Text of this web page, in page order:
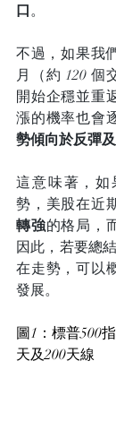
口 。
不過，如果我
月（約 120 個
開始企穩並重
漲的機率也會
勢傾向於反彈
這意味著，如
勢，美股在近
轉強的格局，
因此，若要總
在走勢，可以
發展。
圖1：標普500
天及200天線